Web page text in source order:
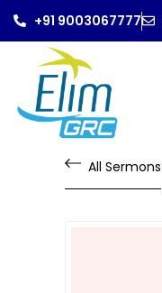
+91 9003067777
All Sermons